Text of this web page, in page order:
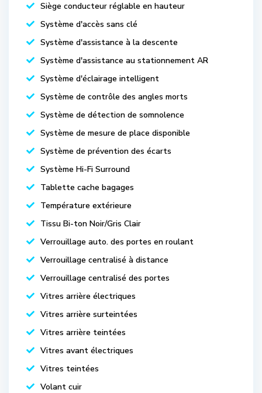
Siège conducteur réglable en hauteur
Système d'accès sans clé
Système d'assistance à la descente
Système d'assistance au stationnement AR
Système d'éclairage intelligent
Système de contrôle des angles morts
Système de détection de somnolence
Système de mesure de place disponible
Système de prévention des écarts
Système Hi-Fi Surround
Tablette cache bagages
Température extérieure
Tissu Bi-ton Noir/Gris Clair
Verrouillage auto. des portes en roulant
Verrouillage centralisé à distance
Verrouillage centralisé des portes
Vitres arrière électriques
Vitres arrière surteintées
Vitres arrière teintées
Vitres avant électriques
Vitres teintées
Volant cuir